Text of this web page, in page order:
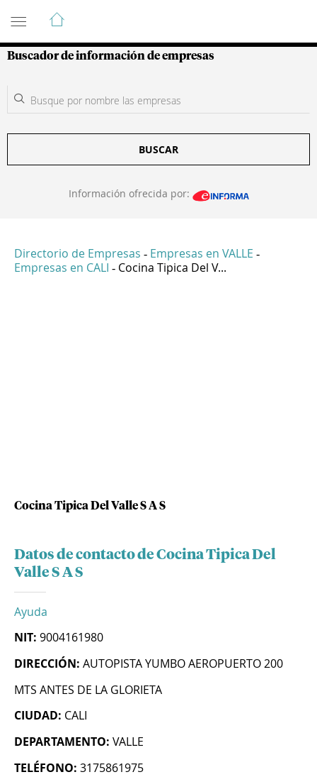
Guía de Empresas Colombianas
Buscador de información de empresas
BUSCAR
Información ofrecida por:
Directorio de Empresas - Empresas en VALLE -
Empresas en CALI - Cocina Tipica Del V...
Cocina Tipica Del Valle S A S
Datos de contacto de Cocina Tipica Del
Valle S A S
Ayuda
NIT: 9004161980
DIRECCIÓN: AUTOPISTA YUMBO AEROPUERTO 200
MTS ANTES DE LA GLORIETA
CIUDAD: CALI
DEPARTAMENTO: VALLE
TELÉFONO: 3175861975